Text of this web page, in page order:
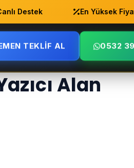
Destek En Yüksek Fiyat
TEKLIF AL 0532
Alan